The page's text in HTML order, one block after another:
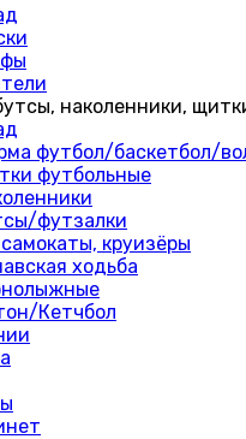
наколенники,
футбол/баскетбол/
футбольные
футзалки
круизёры
ходьба
Кетчбол